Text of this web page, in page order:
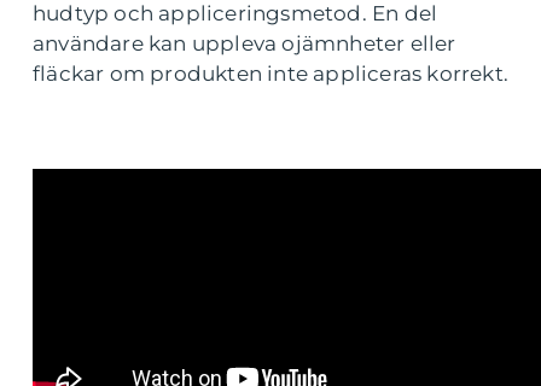
hudtyp och appliceringsmetod. En del
användare kan uppleva ojämnheter eller
fläckar om produkten inte appliceras korrekt.